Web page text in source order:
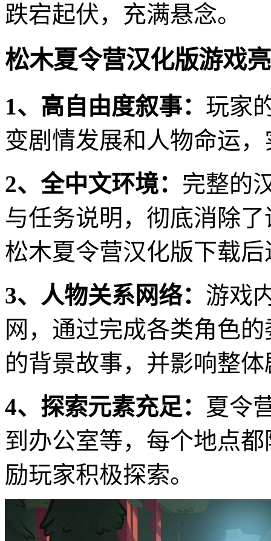
跌宕起伏，充满悬念。
松木夏令营汉化版游戏
1、高自由度叙事： 玩家
变剧情发展和人物命运
2、全中文环境： 完整的
与任务说明，彻底消除
松木夏令营汉化版下载
3、人物关系网络： 游戏
网，通过完成各类角色
的背景故事，并影响整
4、探索元素充足： 夏令
到办公室等，每个地点
励玩家积极探索。